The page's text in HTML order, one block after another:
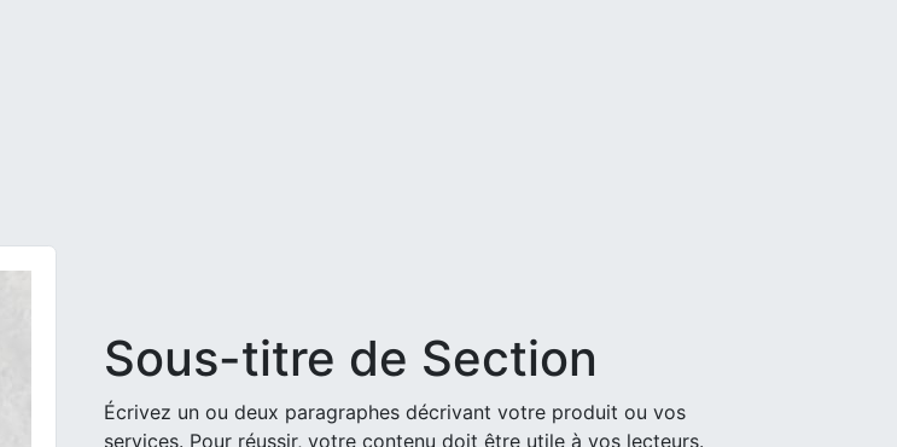
Sous-titre de Section
Écrivez un ou deux paragraphes décrivant votre produit ou vos
services. Pour réussir, votre contenu doit être utile à vos lecteurs.